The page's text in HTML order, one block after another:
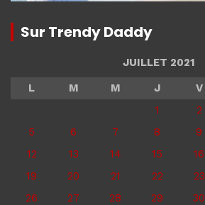
Sur Trendy Daddy
JUILLET 2021
L
M M J V
1
2
5
6 7 8 9
12
13 14 15 16
19
20 21 22 23
26
27 28 29 30